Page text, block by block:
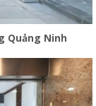
Quảng Ninh